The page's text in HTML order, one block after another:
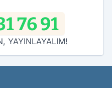
76 91
YAYINLAYALIM!